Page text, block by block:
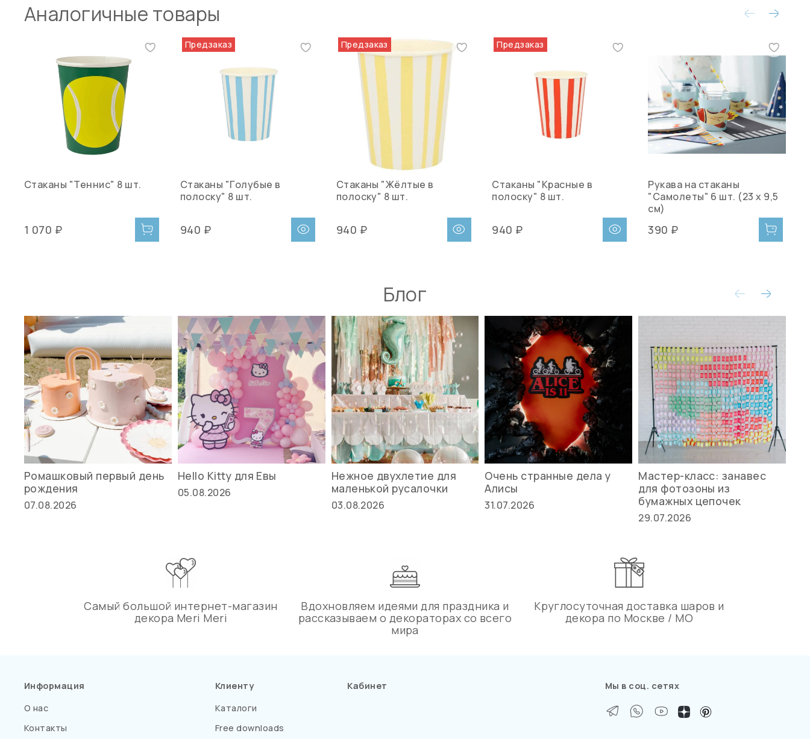
Аналогичные товары
Стаканы "Теннис" 8 шт.
1 070 ₽
Предзаказ
Стаканы "Голубые в
полоску" 8 шт.
940 ₽
Предзаказ
Стаканы "Жёлтые в
полоску" 8 шт.
940 ₽
Предзаказ
Стаканы "Красные в
полоску" 8 шт.
940 ₽
Рукава на стаканы
"Самолеты" 6 шт. (23 х 9,5
см)
390 ₽
Блог
Ромашковый первый день
рождения
07.08.2026
Hello Kitty для Евы
05.08.2026
Нежное двухлетие для
маленькой русалочки
03.08.2026
Очень странные дела у
Алисы
31.07.2026
Мастер-класс: занавес
для фотозоны из
бумажных цепочек
29.07.2026
Самый большой интернет-магазин
декора Meri Meri
Вдохновляем идеями для праздника и
рассказываем о декораторах со всего
мира
Круглосуточная доставка шаров и
декора по Москве / МО
Информация
О нас
Контакты
Клиенту
Каталоги
Free downloads
Кабинет Мы в соц. сетях